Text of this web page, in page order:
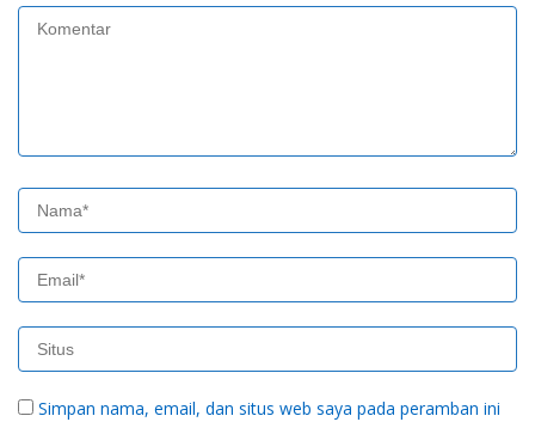
Simpan nama, email, dan situs web saya pada peramban ini